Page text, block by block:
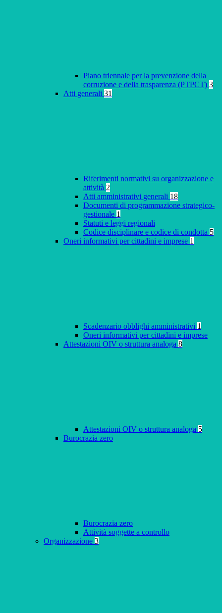
Piano triennale per la prevenzione della
corruzione e della trasparenza (PTPCT) 3
Atti generali 31
Riferimenti normativi su organizzazione e
attività 2
Atti amministrativi generali 18
Documenti di programmazione strategico-
gestionale 1
Statuti e leggi regionali
Codice disciplinare e codice di condotta 5
Oneri informativi per cittadini e imprese 1
Scadenzario obblighi amministrativi 1
Oneri informativi per cittadini e imprese
Attestazioni OIV o struttura analoga 8
Attestazioni OIV o struttura analoga 5
Burocrazia zero
Burocrazia zero
Attività soggette a controllo
Organizzazione 3